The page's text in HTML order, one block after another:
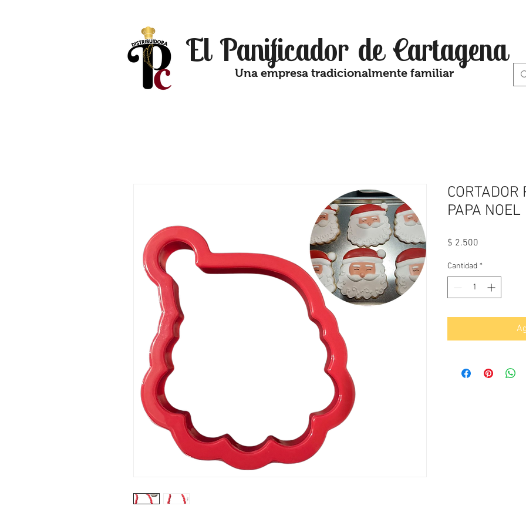
El Panificador de Cartagena
Una empresa tradicionalmente familiar
CORTADOR
PAPA NOEL
$ 2.500
Cantidad *